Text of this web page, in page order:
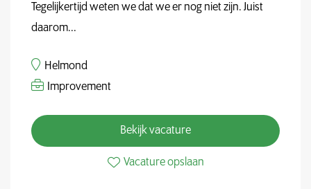
Tegelijkertijd weten we dat we er nog niet zijn. Juist
daarom...
Helmond
Improvement
Bekijk vacature
Vacature opslaan